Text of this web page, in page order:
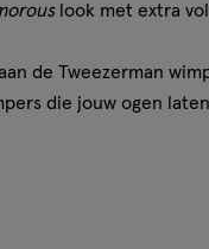
look met extra
de Tweezerman
die jouw ogen